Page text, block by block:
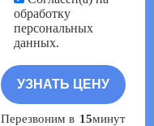
обработку
персональных
данных.
Перезвоним в 15минут